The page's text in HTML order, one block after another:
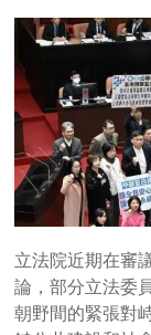
立法院近期在審
論，部分立法委
朝野間的緊張對